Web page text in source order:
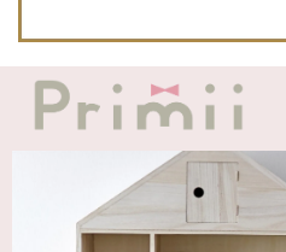
greige
2025/12/12
2025/12/09